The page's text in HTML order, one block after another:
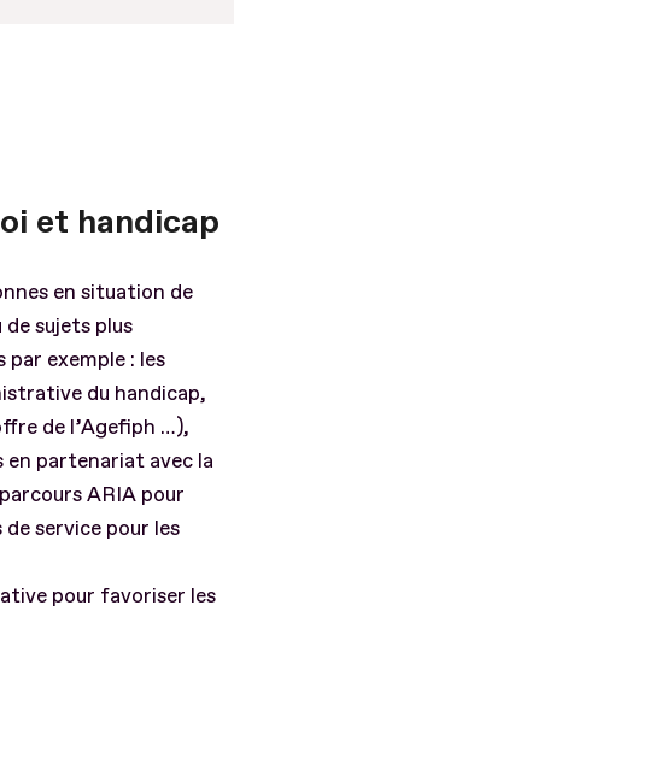
et handicap
en situation de
sujets plus
exemple : les
du handicap,
de l’Agefiph …),
en partenariat avec la
ARIA pour
service pour les
pour favoriser les